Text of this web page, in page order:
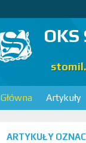
Główna Artykuły
ARTYKUŁY